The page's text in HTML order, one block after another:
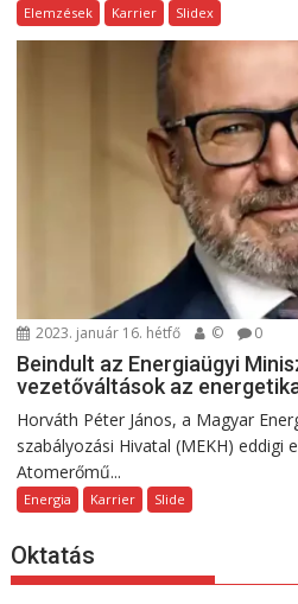
Elemzések Karrier Slidex
2023. január 16. hétfő © 0
Beindult az Energiaügyi
vezetőváltások az
Horváth Péter János, a Magyar
szabályozási Hivatal (MEKH) eddigi
Atomerőmű...
Energia Karrier Slide
Oktatás